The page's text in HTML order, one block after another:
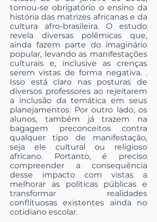
tornou-se obrigatório o ensino da
história das matrizes africanas e da
cultura afro-brasileira. O estudo
revela diversas polêmicas que,
ainda fazem parte do imaginário
popular, levando as manifestações
culturais e, inclusive as crenças
serem vistas de forma negativa. .
Isso está claro nas posturas de
diversos professores ao rejeitarem
a inclusão da temática em seus
planejamentos. Por outro lado, os
alunos, também já trazem na
bagagem preconceitos contra
qualquer tipo de manifestação,
seja ele cultural ou religioso
africano. Portanto, é preciso
compreender a consequência
desse impacto com vistas a
melhorar as políticas públicas e
transformar realidades
conflituosas existentes ainda no
cotidiano escolar.